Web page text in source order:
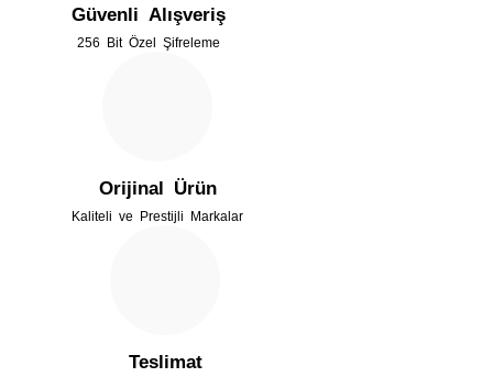
Ürün bilgilerinde hatalar bulunuyor.
Ürün fiyatı diğer sitelerden daha pahalı.
Güvenli Alışveriş
256 Bit Özel Şifreleme
Orijinal Ürün
Kaliteli ve Prestijli Markalar
Teslimat